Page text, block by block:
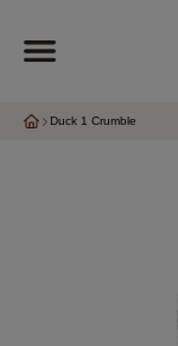
Duck 1 Crumble